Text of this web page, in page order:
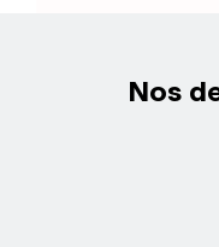
Nos